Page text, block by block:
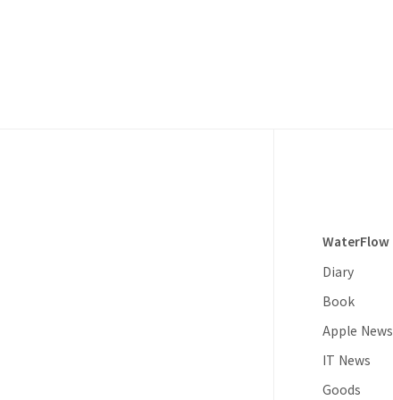
WaterFlow
Diary
Book
Apple News
IT News
Goods